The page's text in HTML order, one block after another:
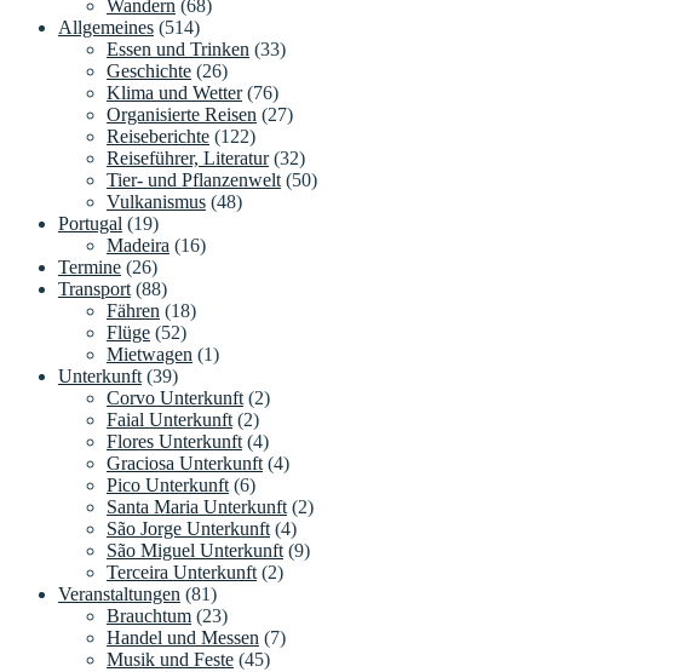
Wandern (68)
Allgemeines (514)
Essen und Trinken (33)
Geschichte (26)
Klima und Wetter(76)
Organisierte Reisen (27)
Reiseberichte (122)
Reiseführer, Literatur(32)
Tier- und Pflanzenwelt (50)
Vulkanismus (48)
Portugal (19)
Madeira (16)
Termine (26)
Transport (88)
Fähren (18)
Flüge (52)
Mietwagen (1)
Unterkunft (39)
Corvo Unterkunft (2)
Faial Unterkunft (2)
Flores Unterkunft (4)
Graciosa Unterkunft (4)
Pico Unterkunft (6)
Santa Maria Unterkunft (2)
São Jorge Unterkunft (4)
São Miguel Unterkunft (9)
Terceira Unterkunft (2)
Veranstaltungen (81)
Brauchtum (23)
Handel und Messen (7)
Musik und Feste (45)